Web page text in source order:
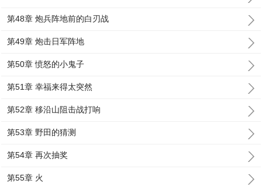
第48章 炮兵阵地前的白刃战
第49章 炮击日军阵地
第50章 愤怒的小鬼子
第51章 幸福来得太突然
第52章 移沿山阻击战打响
第53章 野田的猜测
第54章 再次抽奖
第55章 火